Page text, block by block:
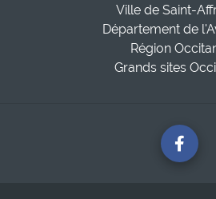
Ville de Saint-
Département de
Région
Grands sites